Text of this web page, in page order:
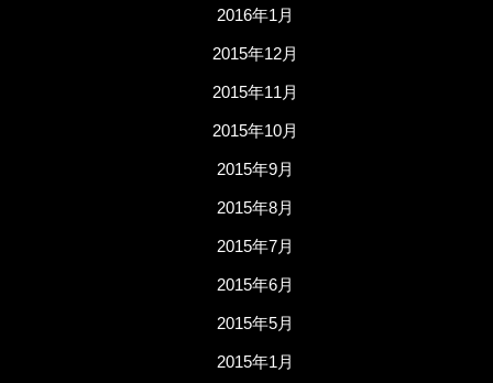
2016年1月
2015年12月
2015年11月
2015年10月
2015年9月
2015年8月
2015年7月
2015年6月
2015年5月
2015年1月